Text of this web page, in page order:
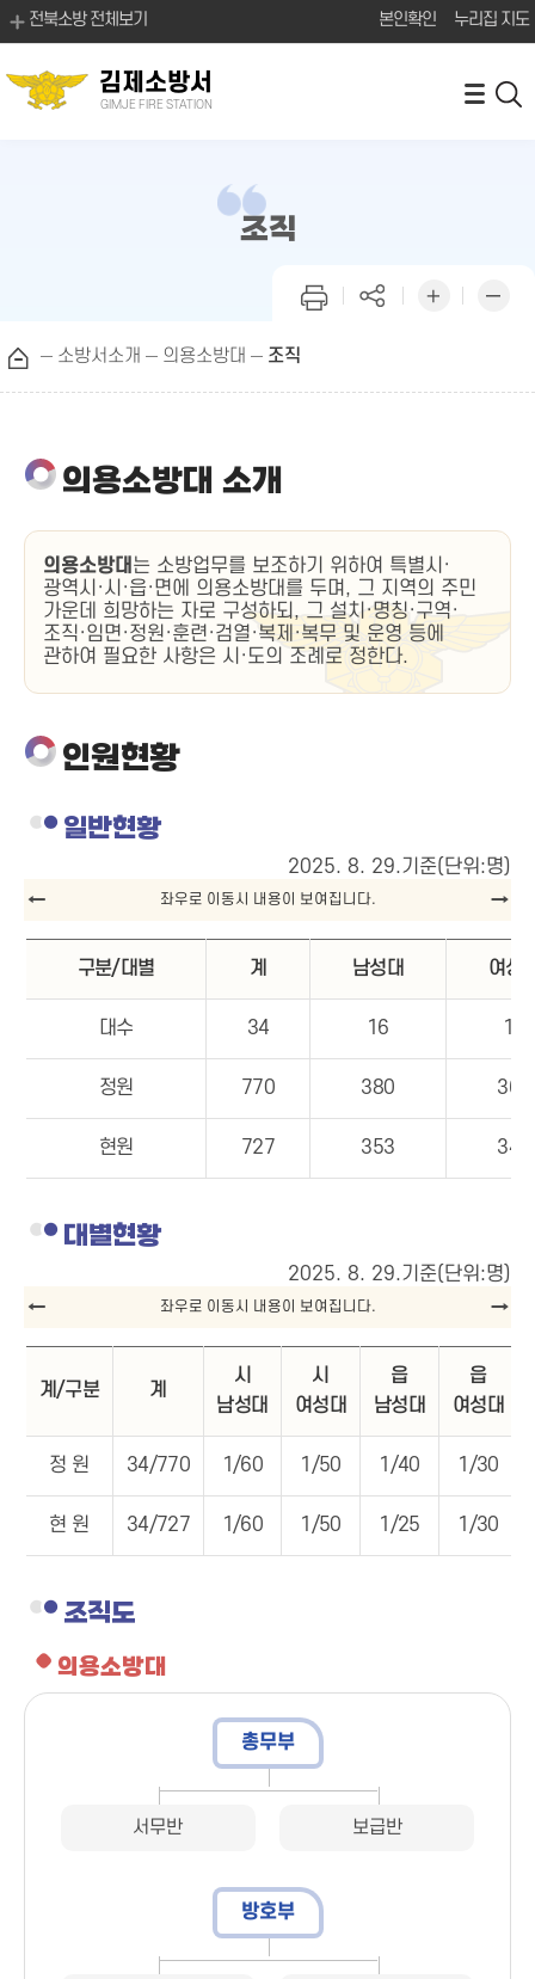
전북소방 전체보기 본인확인 누리집 지도
김제소방서
GIMJE FIRE STATION
조직
소방서소개 의용소방대 조직
의용소방대 소개
의용소방대 는 소방업무를 보조하기 위하여 특별시·
광역시·시·읍·면에 의용소방대를 두며, 그 지역의 주민
가운데 희망하는 자로 구성하되, 그 설치·명칭·구역·
조직·임면·정원·훈련·검열·복제·복무 및 운영 등에
관하여 필요한 사항은 시·도의 조례로 정한다.
인원현황
일반현황
2025. 8. 29.기준(단위:명)
구분/대별 계 남성대 여성
대수 34 16 16
정원 770 380 360
현원 727 353 345
대별현황
2025. 8. 29.기준(단위:명)
계/구분 계
시
남성대
시
여성대
읍
남성대
읍
여성대
정 원 34/770 1/60 1/50 1/40 1/30
현 원 34/727 1/60 1/50 1/25 1/30
조직도
의용소방대
총무부
서무반 보급반
방호부